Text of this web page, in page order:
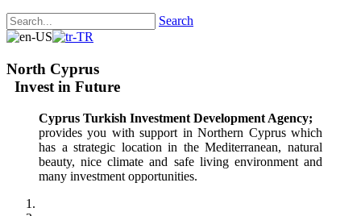
Search
North Cyprus
Invest in Future
Cyprus Turkish Investment Development Agency;
provides you with support in Northern Cyprus which
has a strategic location in the Mediterranean, natural
beauty, nice climate and safe living environment and
many investment opportunities.